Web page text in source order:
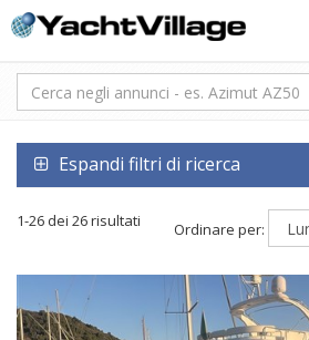
Espandi filtri di ricerca
1-26 dei 26 risultati Ordinare per: